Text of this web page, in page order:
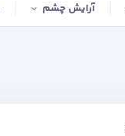
آرایش چشم